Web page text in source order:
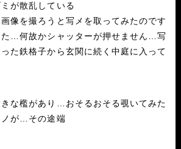
が散乱している
像を撮ろうと写メを取ってみたのです
…何故かシャッターが押せません…写
た鉄格子から玄関に続く中庭に入って
な檻があり…おそるおそる覗いてみた
が…その途端